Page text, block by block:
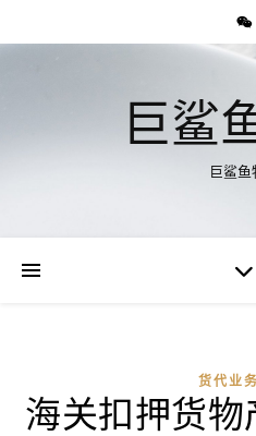
巨鲨
巨鲨鱼
货代业
海关扣押货物